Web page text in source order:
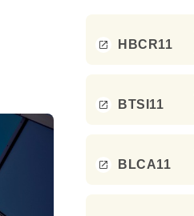
HBCR11
BTSI11
BLCA11